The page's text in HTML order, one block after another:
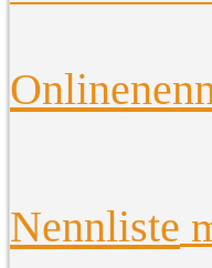
O
Nennliste